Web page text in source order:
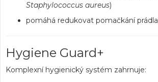
Staphylococcus aureus)
pomáhá redukovat pomačkání prádla
Hygiene Guard+
Komplexní hygienický systém zahrnuje: